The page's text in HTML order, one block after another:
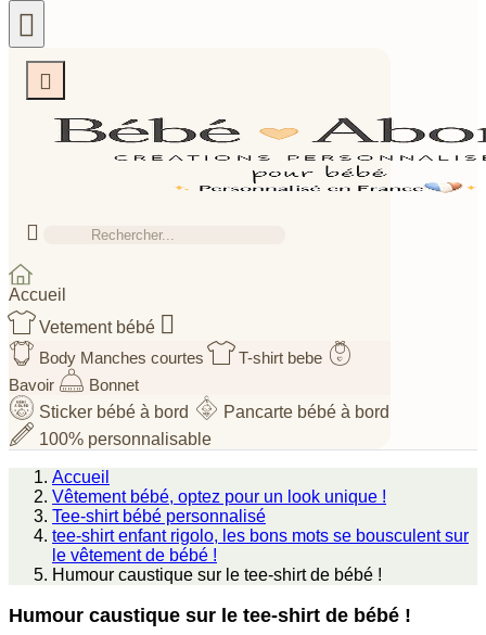



Accueil
Vetement bébé 
Body Manches courtes
T-shirt bebe
Bavoir
Bonnet
Sticker bébé à bord
Pancarte bébé à bord
100% personnalisable
Accueil
Vêtement bébé, optez pour un look unique !
Tee-shirt bébé personnalisé
tee-shirt enfant rigolo, les bons mots se bousculent sur
le vêtement de bébé !
Humour caustique sur le tee-shirt de bébé !
Humour caustique sur le tee-shirt de bébé !